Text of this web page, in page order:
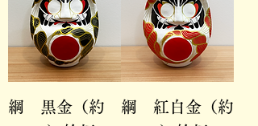
綱 黒金（約
綱 紅白金（約